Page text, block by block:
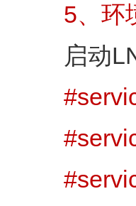
5、环
启动